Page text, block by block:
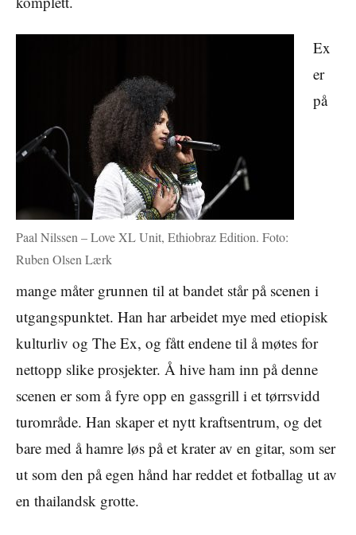
Paal Nilssen – Love XL Unit, Ethiobraz Edition. Foto:
Ruben Olsen Lærk
Ex
er
på
mange måter grunnen til at bandet står på scenen i
utgangspunktet. Han har arbeidet mye med etiopisk
kulturliv og The Ex, og fått endene til å møtes for
nettopp slike prosjekter. Å hive ham inn på denne
scenen er som å fyre opp en gassgrill i et tørrsvidd
turområde. Han skaper et nytt kraftsentrum, og det
bare med å hamre løs på et krater av en gitar, som ser
ut som den på egen hånd har reddet et fotballag ut av
en thailandsk grotte.